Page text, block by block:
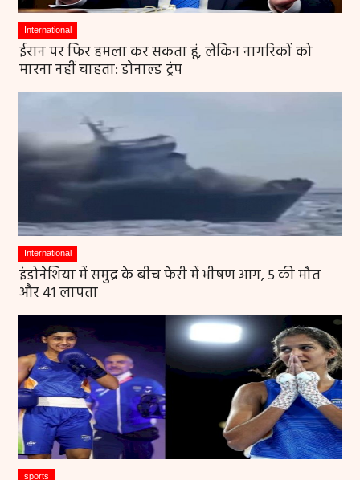
International
ईरान पर फिर हमला कर सकता हूं, लेकिन नागरिकों को
मारना नहीं चाहता: डोनाल्ड ट्रंप
International
इंडोनेशिया में समुद्र के बीच फेरी में भीषण आग, 5 की मौत
और 41 लापता
sports